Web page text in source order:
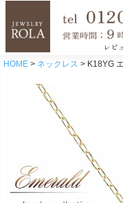
レビ
HOME ネックレス K18YG